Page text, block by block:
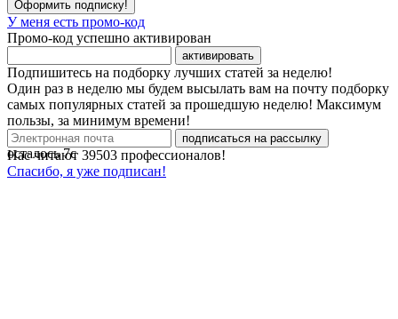
Оформить подписку!
У меня есть промо-код
Промо-код успешно активирован
активировать
Подпишитесь на подборку лучших статей за неделю!
Один раз в неделю мы будем высылать вам на почту подборку
самых популярных статей за прошедшую неделю! Максимум
пользы, за минимум времени!
подписаться на рассылку
Нас читают 39503 профессионалов!
Спасибо, я уже подписан!
осталось7с